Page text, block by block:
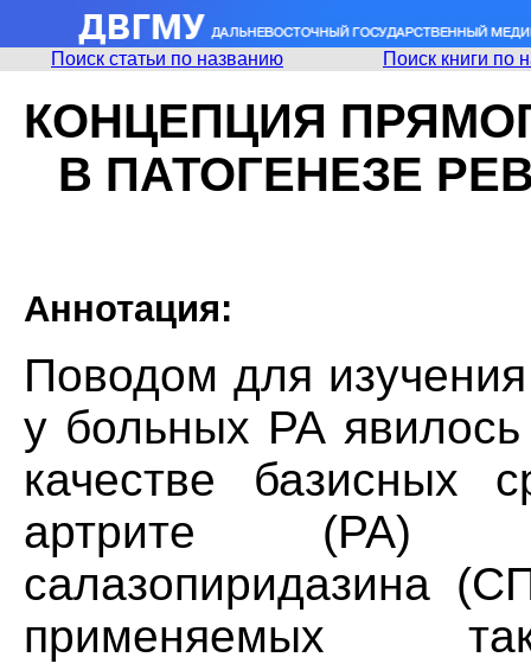
Поиск статьи по названию Поиск книги по
КОНЦЕПЦИЯ
В ПАТОГЕНЕЗЕ
Аннотация:
Поводом для
у больных РА
качестве базисных
артрите (РА)
салазопиридазина
применяемых